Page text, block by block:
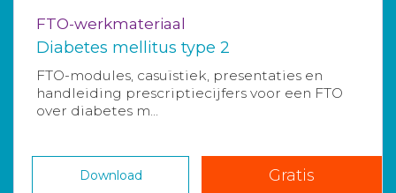
FTO-werkmateriaal
Diabetes mellitus type 2
FTO-modules, casuïstiek, presentaties en
handleiding prescriptiecijfers voor een FTO
over diabetes m...
Download Gratis